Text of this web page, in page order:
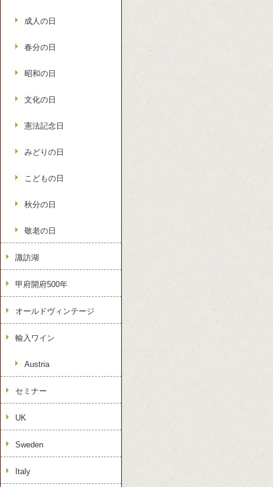
成人の日
春分の日
昭和の日
文化の日
憲法記念日
みどりの日
こどもの日
秋分の日
敬老の日
諏訪湖
甲府開府500年
オールドヴィンテージ
輸入ワイン
Austria
セミナー
UK
Sweden
Italy